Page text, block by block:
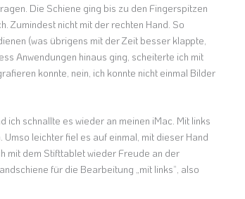
Die Schiene ging bis zu den Fingerspitzen
Zumindest nicht mit der rechten Hand. So
(was übrigens mit der Zeit besser klappte,
Anwendungen hinaus ging, scheiterte ich mit
konnte, nein, ich konnte nicht einmal Bilder
ich schnallte es wieder an meinen iMac. Mit links
leichter fiel es auf einmal, mit dieser Hand
mit dem Stifttablet wieder Freude an der
für die Bearbeitung „mit links“, also